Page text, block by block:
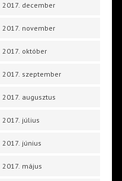
2017. december
2017. november
2017. október
2017. szeptember
2017. augusztus
2017. július
2017. június
2017. május